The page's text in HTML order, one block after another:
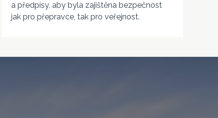
a předpisy, aby byla zajištěna bezpečnost
jak pro přepravce, tak pro veřejnost.